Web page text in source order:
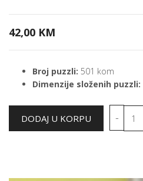
42,00 KM
Broj puzzli: 501 kom
Dimenzije složenih puzzli: